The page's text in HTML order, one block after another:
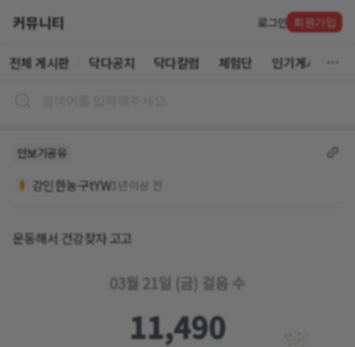
커뮤니티 로그인 회원가입
전체 게시판 닥다공지 닥다칼럼 체험단 인기게시글
만보기공유
강인한농구tYW1년 이상 전
운동해서 건강찾자 고고